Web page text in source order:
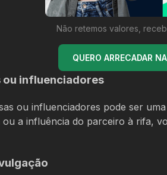
Não retemos valores,
QUERO ARRECADAR
ou influenciadores
ou influenciadores pode ser
a influência do parceiro à rifa,